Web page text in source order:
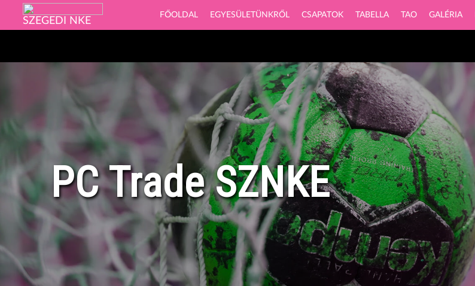
SZEGEDI NKE
FŐOLDAL EGYESÜLETÜNKRŐL CSAPATOK TABELLA TAO GALÉRIA
PC Trade SZNKE